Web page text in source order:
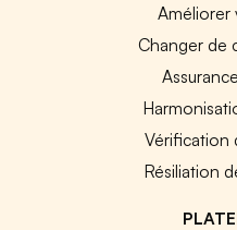
Améliorer
Changer de
Vérification
Résiliation